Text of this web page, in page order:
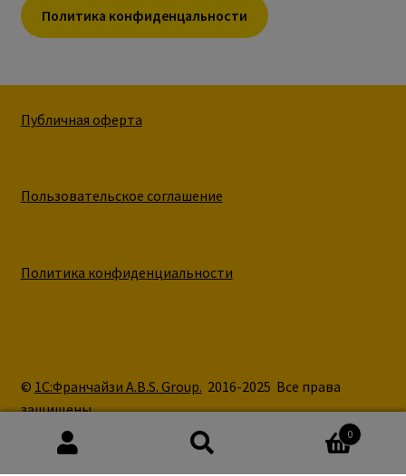
Политика конфиденцальности
Публичная оферта
Пользовательское соглашение
Политика конфиденциальности
© 1С:Франчайзи A.B.S. Group. 2016-2025 Все права
защищены.
0